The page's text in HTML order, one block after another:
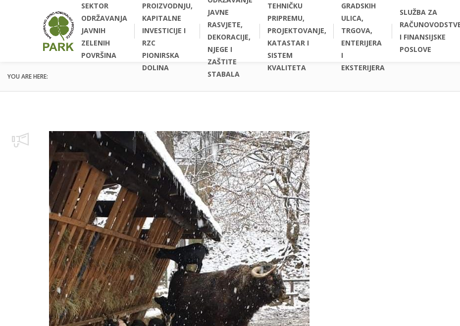
SEKTOR
ODRŽAVANJA
JAVNIH
ZELENIH
POVRŠINA
PROIZVODNJU,
KAPITALNE
INVESTICIJE I
RZC
PIONIRSKA
DOLINA
JAVNE
RASVJETE,
DEKORACIJE,
NJEGE I
ZAŠTITE
STABALA
TEHNIČKU
PRIPREMU,
PROJEKTOVANJE,
KATASTAR I
SISTEM
KVALITETA
GRADSKIH
ULICA,
TRGOVA,
ENTERIJERA
I
EKSTERIJERA
SLUŽBA ZA
I FINANSIJSKE
POSLOVE
YOU ARE HERE: